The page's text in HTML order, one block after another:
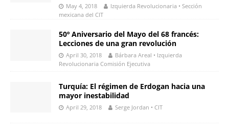
May 4, 2018
Izquierda Revolucionaria • Sección
mexicana del CIT
50º Aniversario del Mayo del 68 francés:
Lecciones de una gran revolución
April 30, 2018
Bárbara Areal • Izquierda
Revolucionaria Comisión Ejecutiva
Turquía: El régimen de Erdogan hacia una
mayor inestabilidad
April 29, 2018 Serge Jordan • CIT